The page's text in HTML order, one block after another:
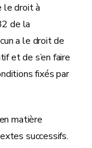
le droit à
de la
a le droit de
et de s’en faire
fixés par
matière
successifs.